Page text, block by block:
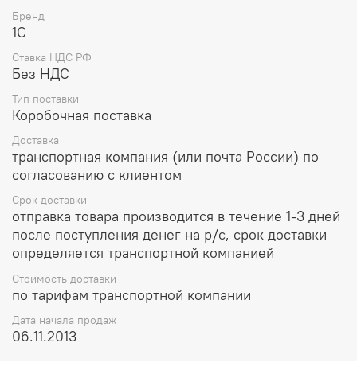
Бренд
1С
Ставка НДС РФ
Без НДС
Тип поставки
Коробочная поставка
Доставка
транспортная компания (или почта России) по
согласованию с клиентом
Срок доставки
отправка товара производится в течение 1-3 дней
после поступления денег на р/с, срок доставки
определяется транспортной компанией
Стоимость доставки
по тарифам транспортной компании
Дата начала продаж
06.11.2013